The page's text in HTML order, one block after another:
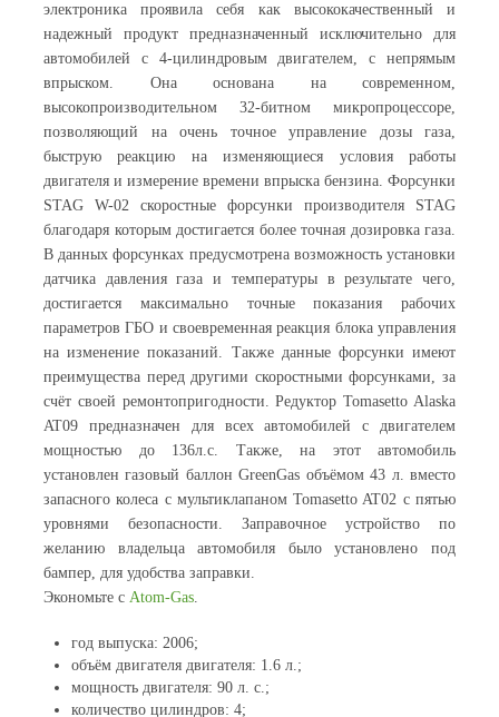
электроника проявила себя как высококачественный и
надежный продукт предназначенный исключительно для
автомобилей с 4-цилиндровым двигателем, с непрямым
впрыском. Она основана на современном,
высокопроизводительном 32-битном микропроцессоре,
позволяющий на очень точное управление дозы газа,
быструю реакцию на изменяющиеся условия работы
двигателя и измерение времени впрыска бензина. Форсунки
STAG W-02 скоростные форсунки производителя STAG
благодаря которым достигается более точная дозировка газа.
В данных форсунках предусмотрена возможность установки
датчика давления газа и температуры в результате чего,
достигается максимально точные показания рабочих
параметров ГБО и своевременная реакция блока управления
на изменение показаний. Также данные форсунки имеют
преимущества перед другими скоростными форсунками, за
счёт своей ремонтопригодности. Редуктор Tomasetto Alaska
AT09 предназначен для всех автомобилей с двигателем
мощностью до 136л.с. Также, на этот автомобиль
установлен газовый баллон GreenGas объёмом 43 л. вместо
запасного колеса с мультиклапаном Tomasetto AT02 с пятью
уровнями безопасности. Заправочное устройство по
желанию владельца автомобиля было установлено под
бампер, для удобства заправки.
Экономьте с Atom-Gas.
год выпуска: 2006;
объём двигателя двигателя: 1.6 л.;
мощность двигателя: 90 л. с.;
количество цилиндров: 4;